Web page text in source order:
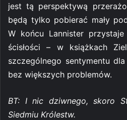
jest tą perspektywą
będą tylko pobierać mały
W końcu Lannister
ścisłości – w książkach
szczególnego sentymentu
bez większych problemów.
BT: I nic dziwnego, skoro
Siedmiu Królestw.